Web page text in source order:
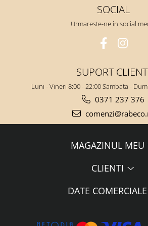
SOCIAL
Urmareste-ne in social
SUPORT
Luni - Vineri 8:00 - 22:00 Sambata -
0371 237 376
MAGAZINUL MEU
CLIENTI
DATE COMERCIALE